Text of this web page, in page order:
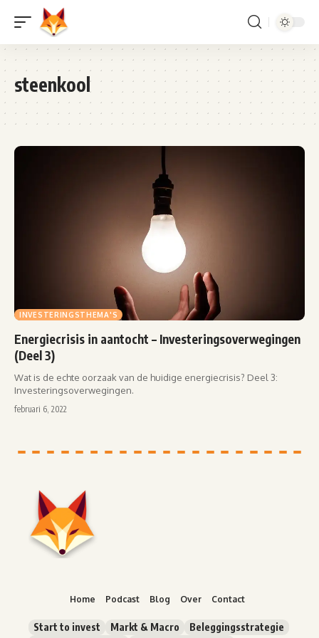
steenkool
INVESTERINGSTHEMA'S
Energiecrisis in aantocht – Investeringsoverwegingen
(Deel 3)
Wat is de echte oorzaak van de huidige energiecrisis? Deel 3:
Investeringsoverwegingen.
februari 6, 2022
Home Podcast Blog Over Contact
Start to invest Markt & Macro
Beleggingsstrategie